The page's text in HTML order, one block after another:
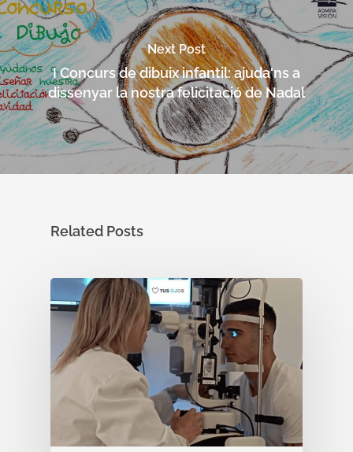
Next Post
I Concurs de dibuix infantil: ajuda'ns a
dissenyar la nostra felicitació de Nadal
Related Posts
Enfermedades
Córnea
Tratamientos